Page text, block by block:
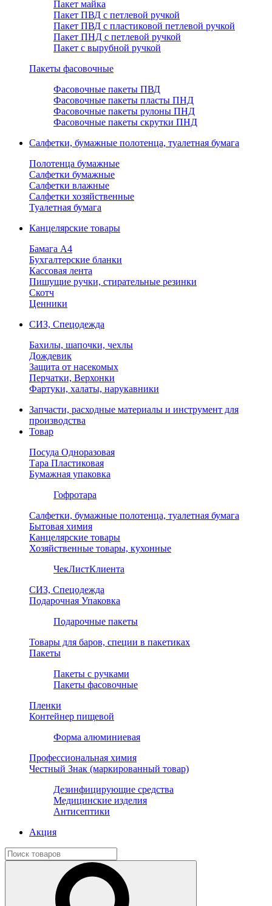
Пакет майка
Пакет ПВД с петлевой ручкой
Пакет ПВД с пластиковой петлевой ручкой
Пакет ПНД с петлевой ручкой
Пакет с вырубной ручкой
Пакеты фасовочные
Фасовочные пакеты ПВД
Фасовочные пакеты пласты ПНД
Фасовочные пакеты рулоны ПНД
Фасовочные пакеты скрутки ПНД
Салфетки, бумажные полотенца, туалетная бумага
Полотенца бумажные
Салфетки бумажные
Салфетки влажные
Салфетки хозяйственные
Туалетная бумага
Канцелярские товары
Бамага А4
Бухгалтерские бланки
Кассовая лента
Пишущие ручки, стирательные резинки
Скотч
Ценники
СИЗ, Спецодежда
Бахилы, шапочки, чехлы
Дождевик
Защита от насекомых
Перчатки, Верхонки
Фартуки, халаты, нарукавники
Запчасти, расходные материалы и инструмент для
производства
Товар
Посуда Одноразовая
Тара Пластиковая
Бумажная упаковка
Гофротара
Салфетки, бумажные полотенца, туалетная бумага
Бытовая химия
Канцелярские товары
Хозяйственные товары, кухонные
ЧекЛистКлиента
СИЗ, Спецодежда
Подарочная Упаковка
Подарочные пакеты
Товары для баров, специи в пакетиках
Пакеты
Пакеты с ручками
Пакеты фасовочные
Пленки
Контейнер пищевой
Форма алюминиевая
Профессиональная химия
Честный Знак (маркированный товар)
Дезинфицирующие средства
Медицинские изделия
Антисептики
Акция